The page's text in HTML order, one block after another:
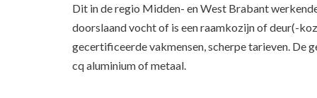
Dit in de regio Midden- en West Brabant
doorslaand vocht of is een raamkozijn of deur(-
gecertificeerde vakmensen, scherpe tarieven. De
cq aluminium of metaal.